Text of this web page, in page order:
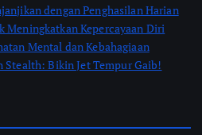
dengan Penghasilan Harian
Kepercayaan Diri
Mental dan Kebahagiaan
Stealth: Bikin Jet Tempur Gaib!